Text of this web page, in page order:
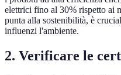
elettrici fino al 30% rispetto ai
punta alla sostenibilità, è
influenzi l'ambiente.
2. Verificare le